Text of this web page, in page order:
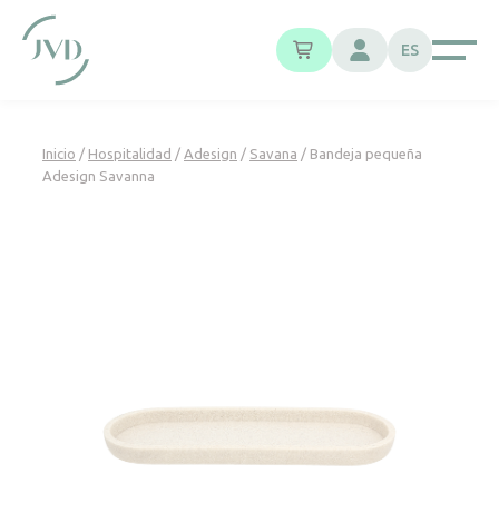
ES
Inicio / Hospitalidad / Adesign / Savana / Bandeja pequeña
Adesign Savanna
Panel de gestión de cookies